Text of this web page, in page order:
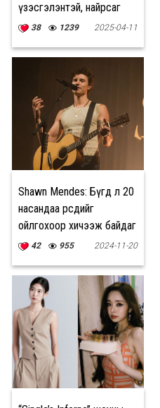
үзэсгэлэнтэй, найрсаг
хүн шиг санагдсан
38 1239 2025-04-11
Shawn Mendes: Бүгд л 20
насандаа өөрсдийгөө
ойлгохоор хичээж байдаг
байх
42 955 2024-11-20